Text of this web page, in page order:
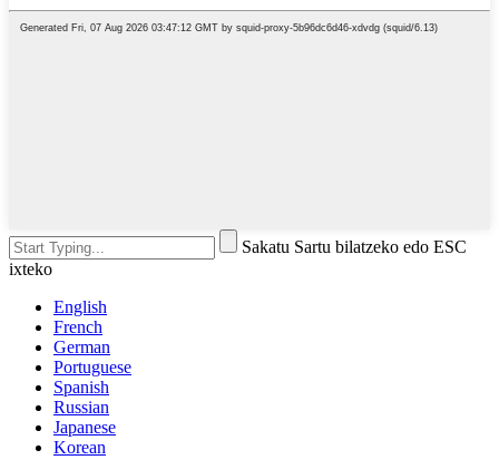
Sakatu Sartu bilatzeko edo ESC
ixteko
English
French
German
Portuguese
Spanish
Russian
Japanese
Korean